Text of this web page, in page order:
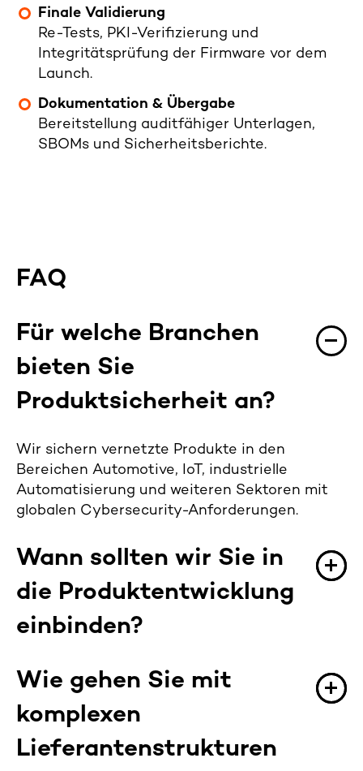
Finale Validierung
Re-Tests, PKI-Verifizierung und
Integritätsprüfung der Firmware vor dem
Launch.
Dokumentation & Übergabe
Bereitstellung auditfähiger Unterlagen,
SBOMs und Sicherheitsberichte.
FAQ
Für welche Branchen
bieten Sie
Produktsicherheit an?
Wir sichern vernetzte Produkte in den
Bereichen Automotive, IoT, industrielle
Automatisierung und weiteren Sektoren mit
globalen Cybersecurity-Anforderungen.
Wann sollten wir Sie in
die Produktentwicklung
einbinden?
Idealerweise bereits in der Designphase, um
kostspielige Nacharbeiten zu vermeiden. Wir
adressieren aber auch Risiken in späteren
Entwicklungsphasen – ohne den Release zu
verzögern.
Wie gehen Sie mit
komplexen
Lieferantenstrukturen